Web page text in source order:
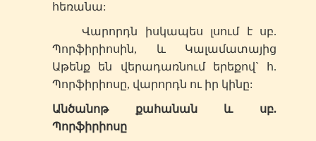
հեռանա:
Վարորդն իսկապես լսում է սբ.
Պորֆիրիոսին, և Կալամատայից
Աթենք են վերադառնում երեքով` հ.
Պորֆիրիոսը, վարորդն ու իր կինը:
Անծանոթ քահանան և սբ.
Պորֆիրիոսը